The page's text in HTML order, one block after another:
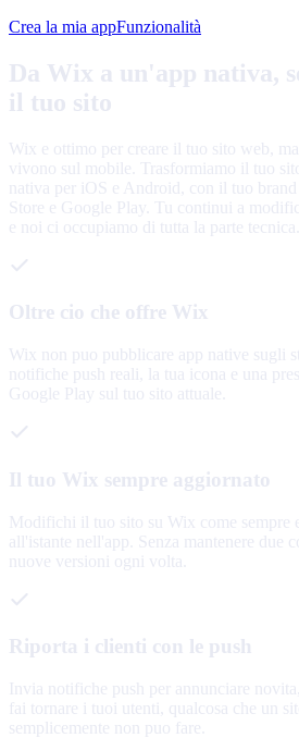
Crea la mia appFunzionalità
Da Wix a un'app nativa,
il tuo sito
Wix e ottimo per creare il tuo sito web,
vivono sul mobile. Trasformiamo il tuo
nativa per iOS e Android, con il tuo
Store e Google Play. Tu continui a
e noi ci occupiamo di tutta la parte tecnica.
Oltre cio che offre Wix
Wix non puo pubblicare app native sugli
notifiche push reali, la tua icona e una
Google Play sul tuo sito attuale.
Il tuo Wix sempre aggiornato
Modifichi il tuo sito su Wix come sempre
all'istante nell'app. Senza mantenere due
nuove versioni ogni volta.
Riporta i clienti con le push
Invia notifiche push per annunciare
fai tornare i tuoi utenti, qualcosa che un
semplicemente non puo fare.